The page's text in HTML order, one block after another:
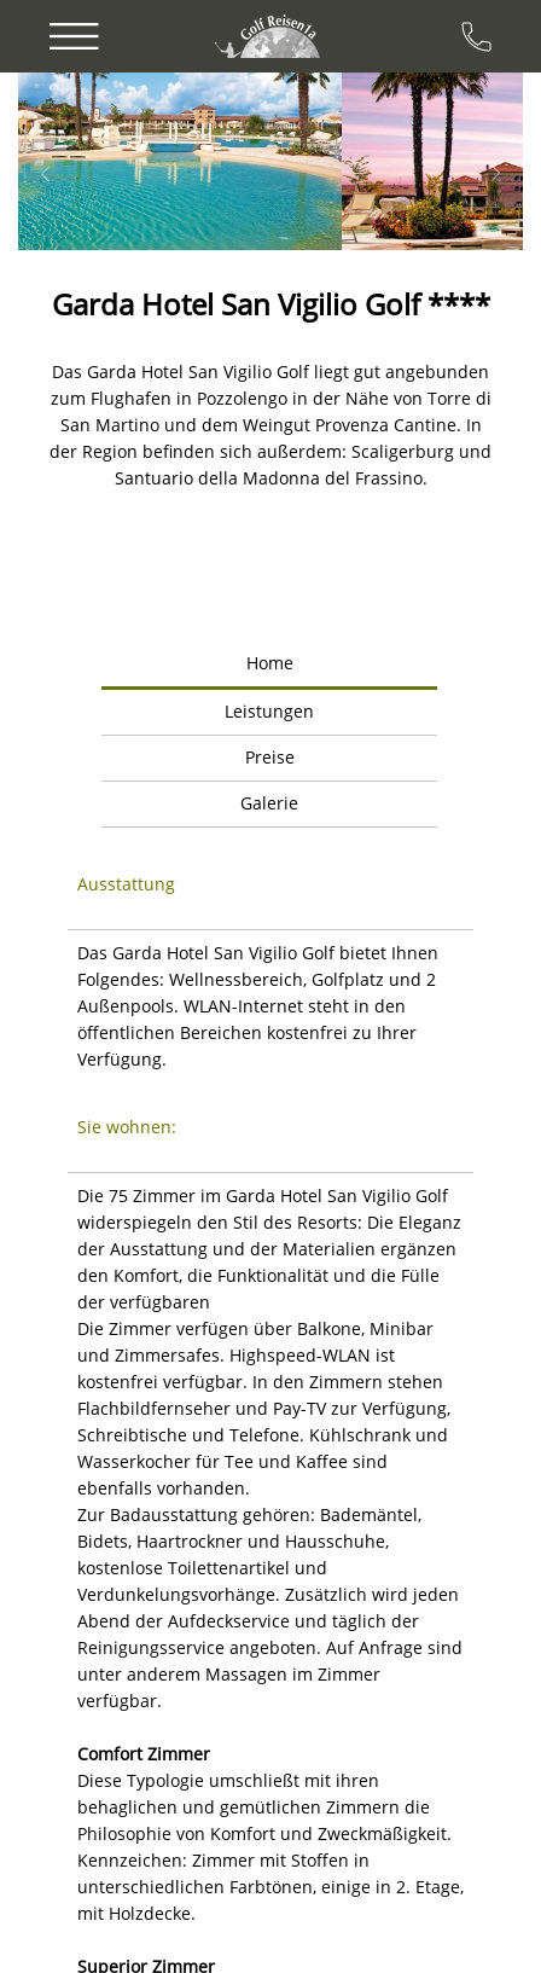
Previous Next
Garda Hotel San Vigilio Golf ****
Das Garda Hotel San Vigilio Golf liegt gut angebunden
zum Flughafen in Pozzolengo in der Nähe von Torre di
San Martino und dem Weingut Provenza Cantine. In
der Region befinden sich außerdem: Scaligerburg und
Santuario della Madonna del Frassino.
Home
Leistungen
Preise
Galerie
Ausstattung
Das Garda Hotel San Vigilio Golf bietet Ihnen
Folgendes: Wellnessbereich, Golfplatz und 2
Außenpools. WLAN-Internet steht in den
öffentlichen Bereichen kostenfrei zu Ihrer
Verfügung.
Sie wohnen:
Die 75 Zimmer im Garda Hotel San Vigilio Golf
widerspiegeln den Stil des Resorts: Die Eleganz
der Ausstattung und der Materialien ergänzen
den Komfort, die Funktionalität und die Fülle
der verfügbaren
Die Zimmer verfügen über Balkone, Minibar
und Zimmersafes. Highspeed-WLAN ist
kostenfrei verfügbar. In den Zimmern stehen
Flachbildfernseher und Pay-TV zur Verfügung,
Schreibtische und Telefone. Kühlschrank und
Wasserkocher für Tee und Kaffee sind
ebenfalls vorhanden.
Zur Badausstattung gehören: Bademäntel,
Bidets, Haartrockner und Hausschuhe,
kostenlose Toilettenartikel und
Verdunkelungsvorhänge. Zusätzlich wird jeden
Abend der Aufdeckservice und täglich der
Reinigungsservice angeboten. Auf Anfrage sind
unter anderem Massagen im Zimmer
verfügbar.
Comfort Zimmer
Diese Typologie umschließt mit ihren
behaglichen und gemütlichen Zimmern die
Philosophie von Komfort und Zweckmäßigkeit.
Kennzeichen: Zimmer mit Stoffen in
unterschiedlichen Farbtönen, einige in 2. Etage,
mit Holzdecke.
Superior Zimmer